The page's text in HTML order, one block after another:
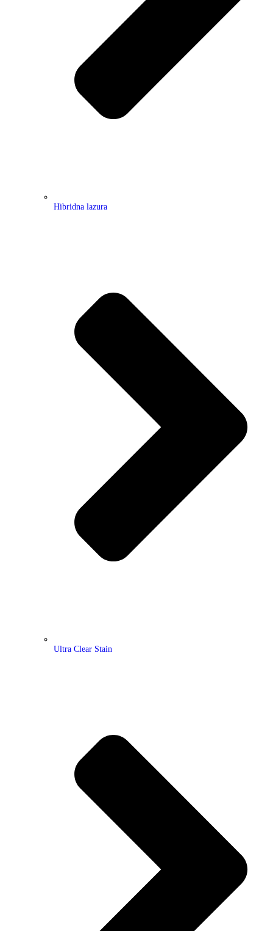
Hibridna lazura
Ultra Clear Stain